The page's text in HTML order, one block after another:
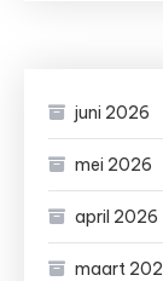
juni 2026
mei 2026
april 2026
maart